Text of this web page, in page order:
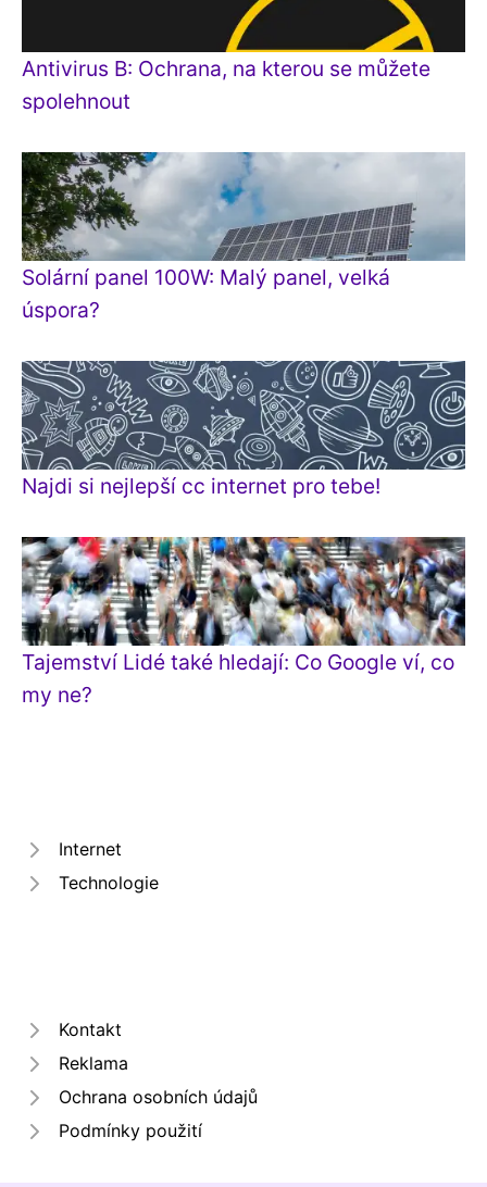
Antivirus B: Ochrana, na kterou se můžete
spolehnout
Solární panel 100W: Malý panel, velká
úspora?
Najdi si nejlepší cc internet pro tebe!
Tajemství Lidé také hledají: Co Google ví, co
my ne?
Internet
Technologie
Kontakt
Reklama
Ochrana osobních údajů
Podmínky použití